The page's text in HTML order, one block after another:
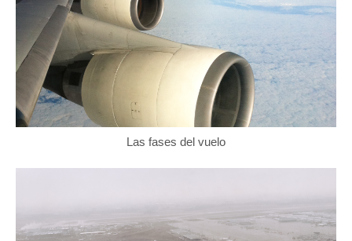
Las fases del vuelo